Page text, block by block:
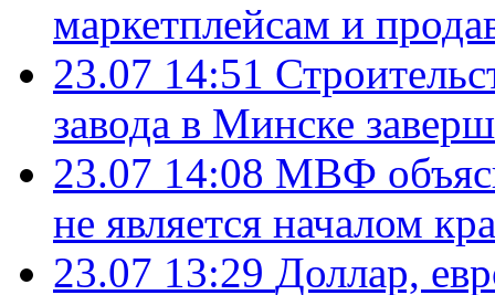
маркетплейсам и
23.07 14:51
завода в Минске
23.07 14:08 МВФ
не является началом
23.07 13:29 Доллар,